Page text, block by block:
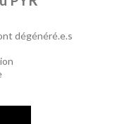
dégénéré.e.s